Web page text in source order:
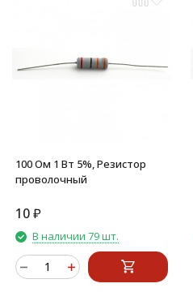
100 Ом 1 Вт 5%, Резистор
проволочный
10₽
В наличии 79 шт.